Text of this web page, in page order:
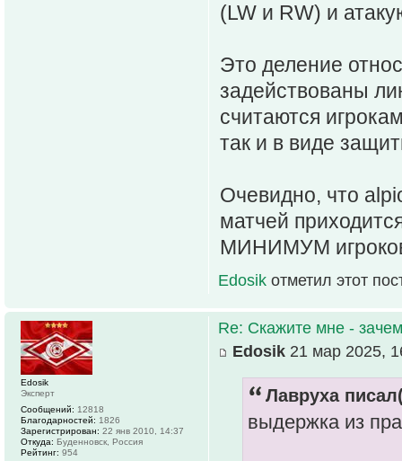
(LW и RW) и
Это деление
задействованы
считаются
так и в виде
Очевидно, что
матчей
МИНИМУМ игроков
Edosik отметил этот
Re: Скажите мне -
Edosik 21 мар 2025,
Лавруха
выдержка из
Edosik
Эксперт
Сообщений: 12818
Благодарностей: 1826
Зарегистрирован: 22 янв 2010, 14:37
Откуда: Буденновск, Россия
Рейтинг: 954